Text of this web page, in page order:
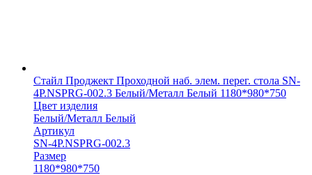
Стайл Проджект Проходной наб. элем. перег. стола SN-
4P.NSPRG-002.3 Белый/Металл Белый 1180*980*750
Цвет изделия
Белый/Металл Белый
Артикул
SN-4P.NSPRG-002.3
Размер
1180*980*750